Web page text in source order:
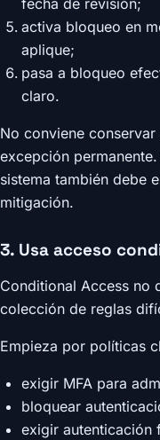
fecha de revisión;
activa bloqueo en
aplique;
pasa a bloqueo
claro.
No conviene
excepción
sistema también debe
mitigación.
3. Usa acceso
Conditional Access no
colección de reglas
Empieza por políticas
exigir MFA para
bloquear
exigir autenticación